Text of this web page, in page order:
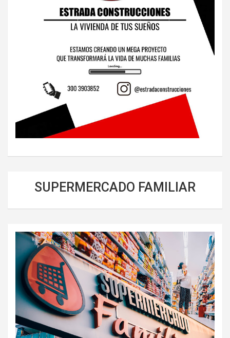
SUPERMERCADO FAMILIAR